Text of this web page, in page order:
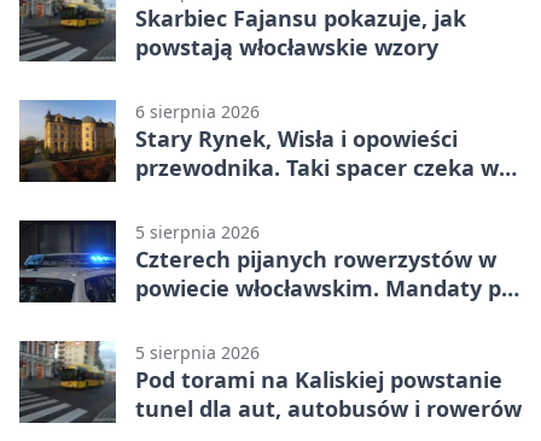
Skarbiec Fajansu pokazuje, jak
powstają włocławskie wzory
6 sierpnia 2026
Stary Rynek, Wisła i opowieści
przewodnika. Taki spacer czeka we
5 sierpnia 2026
Czterech pijanych rowerzystów w
powiecie włocławskim. Mandaty po
5 sierpnia 2026
Pod torami na Kaliskiej powstanie
tunel dla aut, autobusów i rowerów